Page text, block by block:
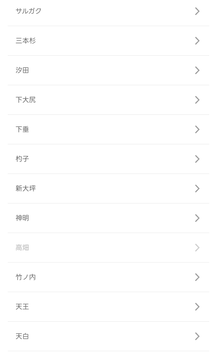
サルガク
三本杉
汐田
下大尻
下垂
杓子
新大坪
神明
高畑
竹ノ内
天王
天白